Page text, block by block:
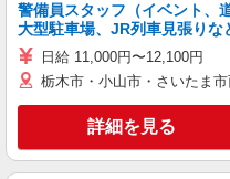
警備員スタッフ（イベント、
大型駐車場、JR列車見張りな
日給 11,000円〜12,100円
栃木市・小山市・さいたま
詳細を見る